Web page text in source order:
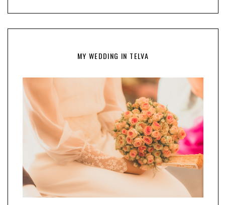
MY WEDDING IN TELVA